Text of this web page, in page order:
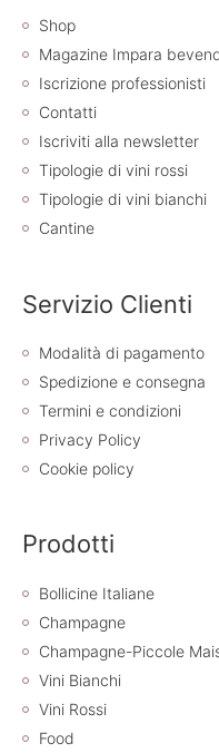
Shop
Magazine Impara
Iscrizione professionisti
Contatti
Iscriviti alla newsletter
Tipologie di vini rossi
Tipologie di vini bianchi
Cantine
Servizio Clienti
Modalità di pagamento
Spedizione e consegna
Termini e condizioni
Privacy Policy
Cookie policy
Prodotti
Bollicine Italiane
Champagne
Champagne-Piccole
Vini Bianchi
Vini Rossi
Food